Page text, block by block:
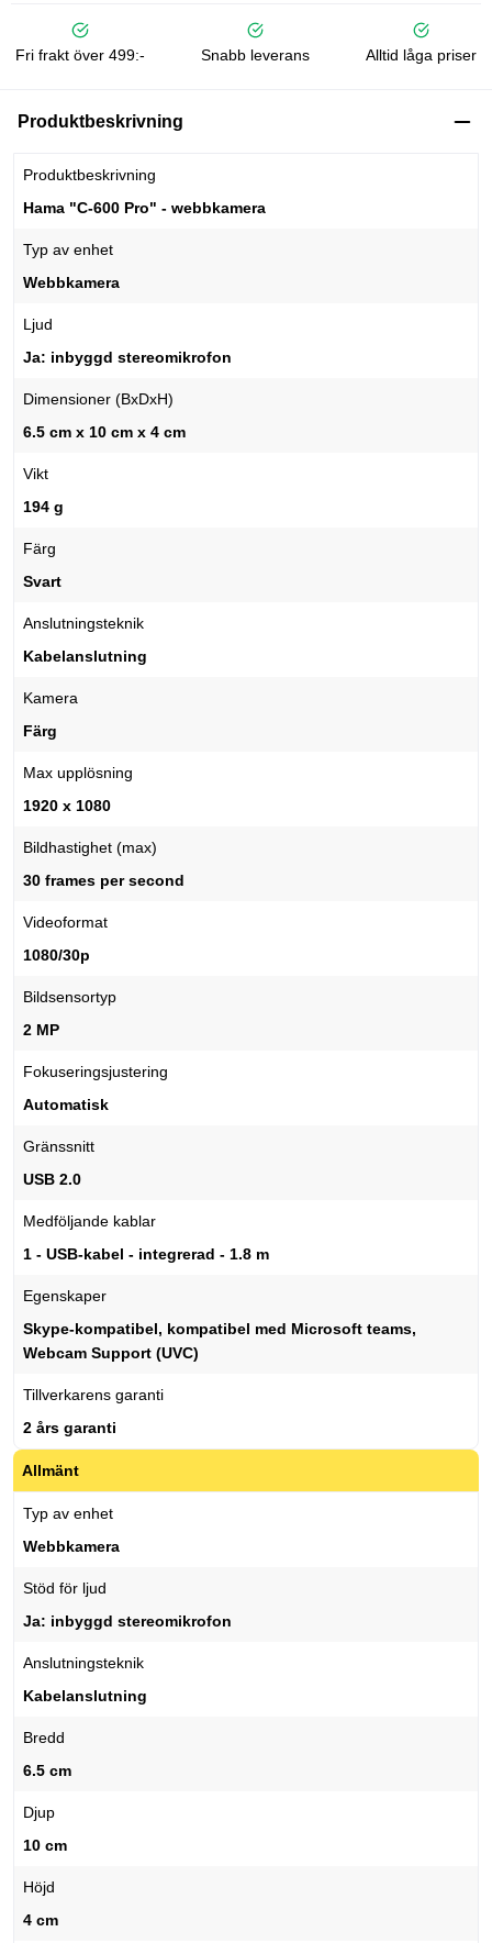
Fri frakt över 499:- Snabb leverans Alltid låga priser
Produktbeskrivning
Produktbeskrivning
Hama "C-600 Pro" - webbkamera
Typ av enhet
Webbkamera
Ljud
Ja: inbyggd stereomikrofon
Dimensioner (BxDxH)
6.5 cm x 10 cm x 4 cm
Vikt
194 g
Färg
Svart
Anslutningsteknik
Kabelanslutning
Kamera
Färg
Max upplösning
1920 x 1080
Bildhastighet (max)
30 frames per second
Videoformat
1080/30p
Bildsensortyp
2 MP
Fokuseringsjustering
Automatisk
Gränssnitt
USB 2.0
Medföljande kablar
1 - USB-kabel - integrerad - 1.8 m
Egenskaper
Skype-kompatibel, kompatibel med Microsoft teams,
Webcam Support (UVC)
Tillverkarens garanti
2 års garanti
Allmänt
Typ av enhet
Webbkamera
Stöd för ljud
Ja: inbyggd stereomikrofon
Anslutningsteknik
Kabelanslutning
Bredd
6.5 cm
Djup
10 cm
Höjd
4 cm